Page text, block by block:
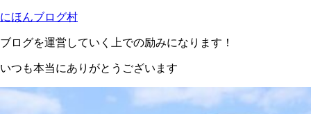
にほんブログ村
ブログを運営していく上での励みになります！
いつも本当にありがとうございます